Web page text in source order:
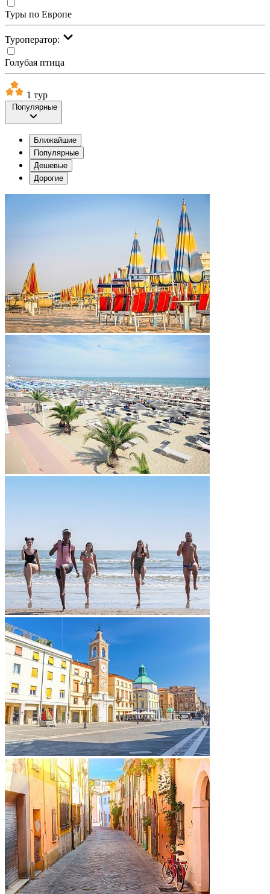
Туры по Европе
Туроператор:
Голубая птица
1 тур
Популярные
Ближайшие
Популярные
Дешевые
Дорогие